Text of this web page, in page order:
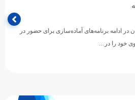
در ادامه برنامه‌های آماده‌سازی برای حضور در